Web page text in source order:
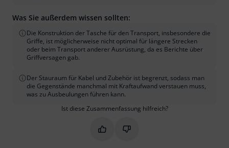
Was Sie außerdem wissen sollten:
Die Konstruktion der Tasche für den Transport, insbesondere die
Griffe, ist möglicherweise nicht optimal für längere Strecken
oder beim Transport anderer Ausrüstung, da es Berichte über
Griffversagen gab.
Der Stauraum für Kabel und Zubehör ist begrenzt, sodass man
die Gegenstände manchmal mit Kraftaufwand verstauen muss,
was zu Ausbeulungen führen kann.
Ist diese Zusammenfassung hilfreich?
Markieren Sie diese
Markieren Sie diese